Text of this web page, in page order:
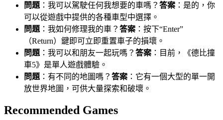
問題 ：我可以駕駛任何我想要的車嗎？ 答案 ：是的，你
可以從遊戲中提供的各種車型中選擇。
問題 ：我如何修理我的車？ 答案 ：按下“Enter”
（Return）鍵即可立即重置車子的損壞。
問題 ：我可以和朋友一起玩嗎？ 答案 ：目前，《德比撞
車5》是單人遊戲體驗。
問題 ：有不同的地圖嗎？ 答案 ：它有一個大型的單一開
放世界地圖，可供大量探索和破壞。
Recommended Games